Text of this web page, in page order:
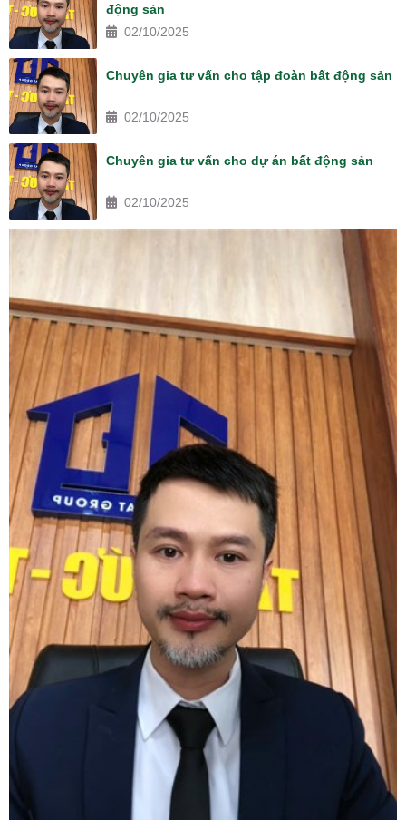
động sản
02/10/2025
Chuyên gia tư vấn cho tập đoàn bất động sản
02/10/2025
Chuyên gia tư vấn cho dự án bất động sản
02/10/2025